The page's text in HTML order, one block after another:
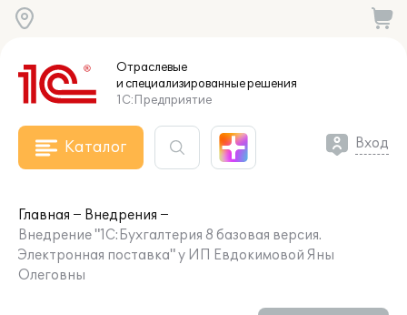
Отраслевые
и специализированныерешения
1С:Предприятие
Каталог Вход
Главная
Внедрения
Внедрение "1С:Бухгалтерия 8 базовая версия.
Электронная поставка" у ИП Евдокимовой Яны
Олеговны